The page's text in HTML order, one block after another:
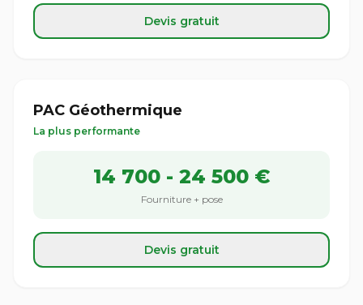
Devis gratuit
PAC Géothermique
La plus performante
14 700 - 24 500 €
Fourniture + pose
Devis gratuit